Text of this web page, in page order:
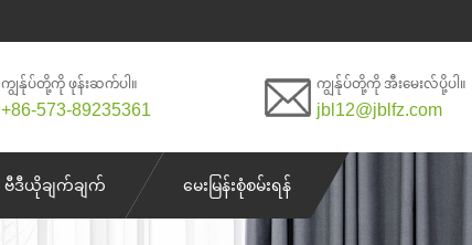
ကျွန်ုပ်တို့ကို ဖုန်းဆက်ပါ။
+86-573-89235361
ကျွန်ုပ်တို့ကို အီးမေးလ်ပို့ပါ။
jbl12@jblfz.com
ဗီဒီယိုချက်ချက် မေးမြန်းစုံစမ်းရန်